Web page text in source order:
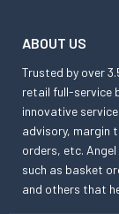
ABOUT US
Trusted by over
retail full-service
innovative
advisory, margin
orders, etc.
such as basket
and others that